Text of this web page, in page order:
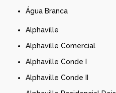
Água Branca
Alphaville
Alphaville Comercial
Alphaville Conde I
Alphaville Conde II